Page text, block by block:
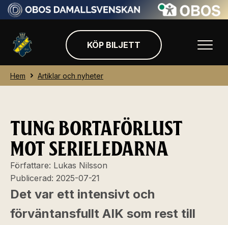
KÖP BILJETT
Hem Artiklar och nyheter
TUNG BORTAFÖRLUST
MOT SERIELEDARNA
Författare: Lukas Nilsson
Publicerad: 2025-07-21
Det var ett intensivt och
förväntansfullt AIK som rest till